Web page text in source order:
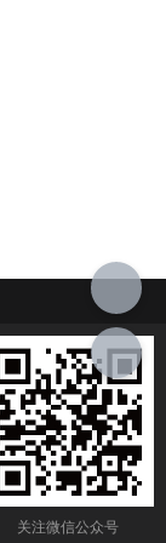
关注微信公众号